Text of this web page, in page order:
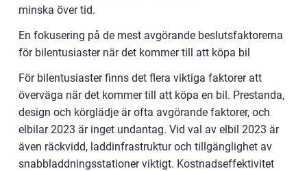
minska över tid.
En fokusering på de mest avgörande beslutsfaktorerna
för bilentusiaster när det kommer till att köpa bil
För bilentusiaster finns det flera viktiga faktorer att
överväga när det kommer till att köpa en bil. Prestanda,
design och körglädje är ofta avgörande faktorer, och
elbilar 2023 är inget undantag. Vid val av elbil 2023 är
även räckvidd, laddinfrastruktur och tillgänglighet av
snabbladdningsstationer viktigt. Kostnadseffektivitet